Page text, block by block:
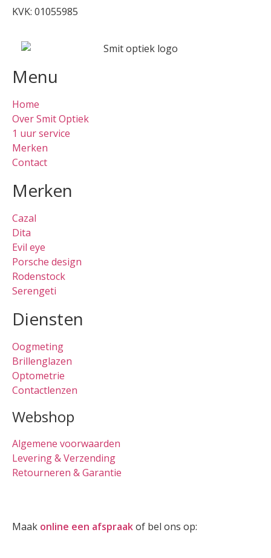
KVK: 01055985
Menu
Home
Over Smit Optiek
1 uur service
Merken
Contact
Merken
Cazal
Dita
Evil eye
Porsche design
Rodenstock
Serengeti
Diensten
Oogmeting
Brillenglazen
Optometrie
Contactlenzen
Webshop
Algemene voorwaarden
Levering & Verzending
Retourneren & Garantie
Maak online een afspraakof bel ons op: